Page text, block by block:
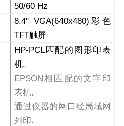
50/60 Hz
8.4" VGA(640x480) 彩色
TFT触屏
HP-PCL 匹配的图形印表
机,
EPSON相匹配的文字印
表机,
通过仪器的网口经局域网
列印.